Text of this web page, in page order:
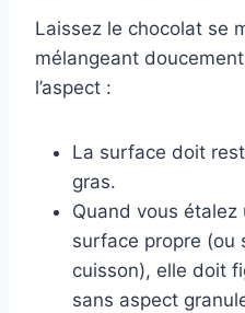
Laissez le chocolat se
mélangeant
l’aspect :
La surface doit
gras.
Quand vous
surface propre (ou
cuisson), elle doit
sans aspect